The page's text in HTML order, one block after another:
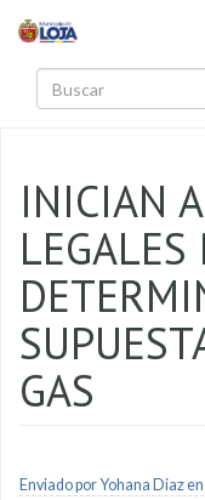
INICIAN
LEGALES
GAS
Enviado porYohana Diaz